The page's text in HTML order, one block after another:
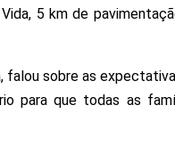
5 km de
falou sobre as
para que todas as